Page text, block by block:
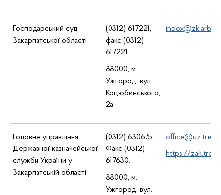
Господарський суд
Закарпатської області
(0312) 617221,
факс (0312)
617221.
88000, м.
Ужгород, вул.
Коцюбинського,
2а
Головне управління
Державної казначейської
служби України у
Закарпатській області
(0312) 630675,
Факс (0312)
617630.
88000, м.
Ужгород, вул.
https://